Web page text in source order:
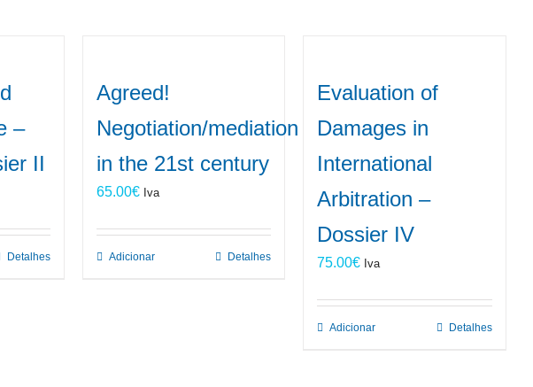
–
II
Detalhes
Agreed!
Negotiation/mediation
in the 21st century
65.00€ Iva
Adicionar Detalhes
Evaluation of
Damages in
International
Arbitration –
Dossier IV
75.00€ Iva
Adicionar Detalhes